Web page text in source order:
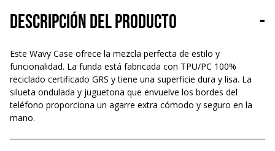
Descripción del producto -
Este Wavy Case ofrece la mezcla perfecta de estilo y
funcionalidad. La funda está fabricada con TPU/PC 100%
reciclado certificado GRS y tiene una superficie dura y lisa. La
silueta ondulada y juguetona que envuelve los bordes del
teléfono proporciona un agarre extra cómodo y seguro en la
mano.